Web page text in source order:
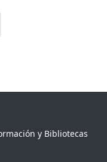
y Bibliotecas